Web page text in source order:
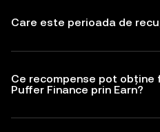
Care este perioada de
Ce recompense pot obține
Puffer Finance prin Earn?